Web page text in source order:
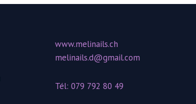
www.melinails.ch
melinails.d@gmail.com
Tél: 079 792 80 49